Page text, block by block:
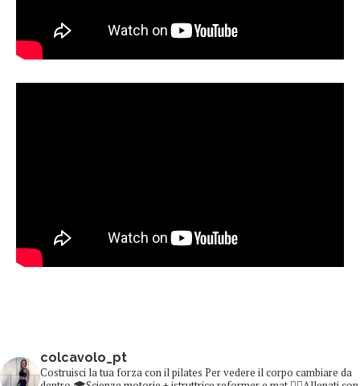
colcavolo_pt
Costruisci la tua forza con il pilates Per vedere il corpo cambiare da